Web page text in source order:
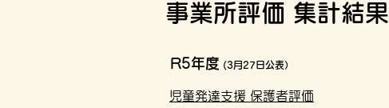
事業所評価 集計結果
R5年度 (3月27日公表）
児童発達支援 保護者評価